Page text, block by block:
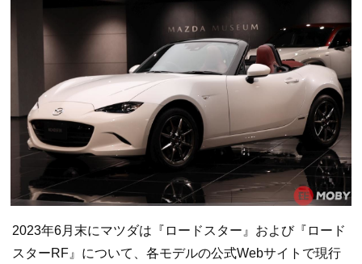
2023年6月末にマツダは『ロードスター』および『ロード
スターRF』について、各モデルの公式Webサイトで現行